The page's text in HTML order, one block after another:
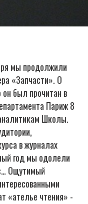
мы продолжили
«Запчасти». О
был прочитан в
Париж 8
Школы.
в журналах
год мы одолели
Ощутимый
«ателье чтения» -